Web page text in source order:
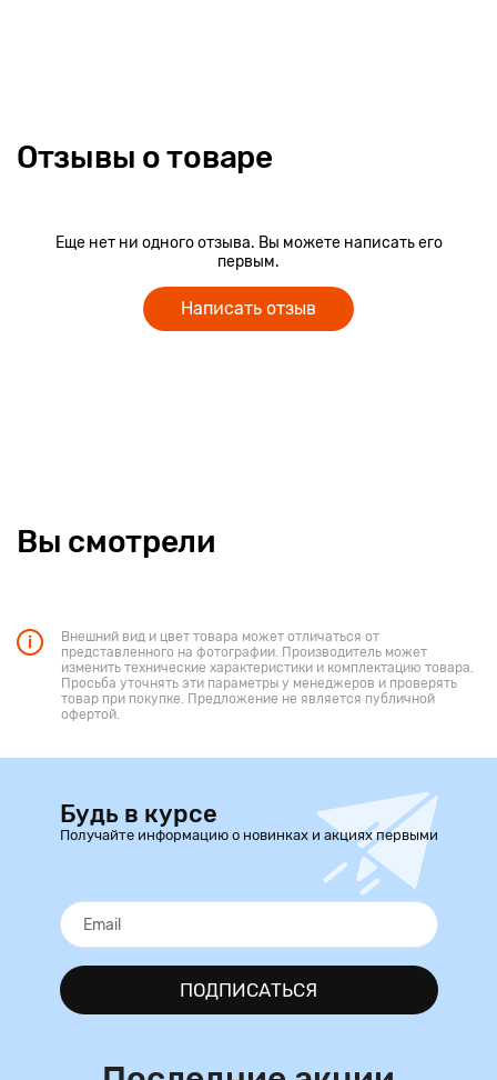
Отзывы о товаре
Еще нет ни одного отзыва. Вы можете написать его
первым.
Написать отзыв
Вы смотрели
Внешний вид и цвет товара может отличаться от
представленного на фотографии. Производитель может
изменить технические характеристики и комплектацию товара.
Просьба уточнять эти параметры у менеджеров и проверять
товар при покупке. Предложение не является публичной
офертой.
Будь в курсе
Получайте информацию о новинках и акциях первыми
ПОДПИСАТЬСЯ